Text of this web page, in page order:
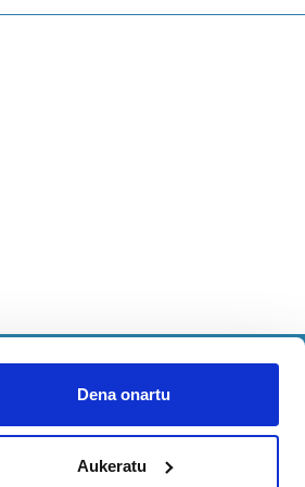
Dena onartu
Aukeratu
Aniztasun politika
Cookieak